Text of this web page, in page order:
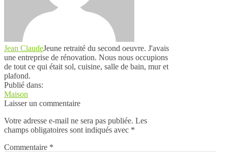
Jean ClaudeJeune retraité du second oeuvre. J'avais
une entreprise de rénovation. Nous nous occupions
de tout ce qui était sol, cuisine, salle de bain, mur et
plafond.
Publié dans:
Maison
Laisser un commentaire
Votre adresse e-mail ne sera pas publiée. Les
champs obligatoires sont indiqués avec *
Commentaire *